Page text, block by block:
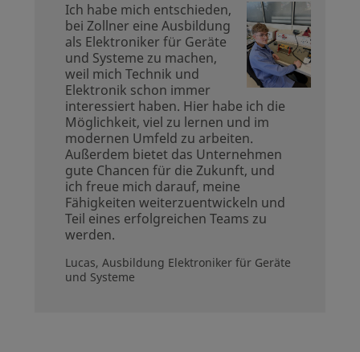
Ich habe mich entschieden,
bei Zollner eine Ausbildung
als Elektroniker für Geräte
und Systeme zu machen,
weil mich Technik und
Elektronik schon immer
interessiert haben. Hier habe ich die
Möglichkeit, viel zu lernen und im
modernen Umfeld zu arbeiten.
Außerdem bietet das Unternehmen
gute Chancen für die Zukunft, und
ich freue mich darauf, meine
Fähigkeiten weiterzuentwickeln und
Teil eines erfolgreichen Teams zu
werden.
Lucas, Ausbildung Elektroniker für Geräte
und Systeme